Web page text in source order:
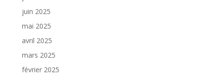
juin 2025
mai 2025
avril 2025
mars 2025
février 2025